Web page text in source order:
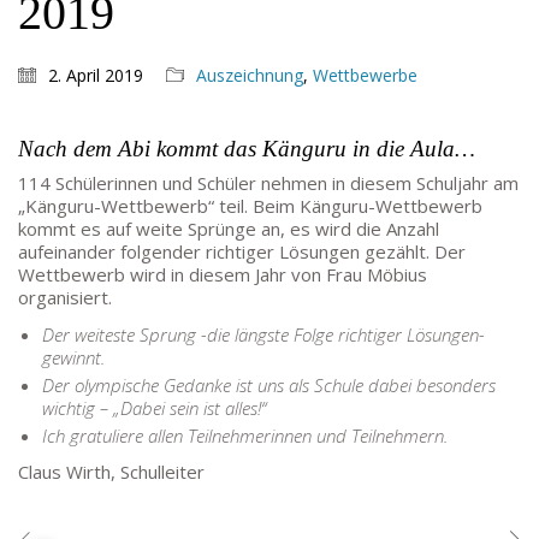
2019
2. April 2019 Auszeichnung, Wettbewerbe
Nach dem Abi kommt das Känguru in die Aula…
114 Schülerinnen und Schüler nehmen in diesem Schuljahr am
„Känguru-Wettbewerb“ teil. Beim Känguru-Wettbewerb
kommt es auf weite Sprünge an, es wird die Anzahl
aufeinander folgender richtiger Lösungen gezählt. Der
Wettbewerb wird in diesem Jahr von Frau Möbius
organisiert.
Der weiteste Sprung -die längste Folge richtiger Lösungen-
gewinnt.
Der olympische Gedanke ist uns als Schule dabei besonders
wichtig – „Dabei sein ist alles!“
Ich gratuliere allen Teilnehmerinnen und Teilnehmern.
Claus Wirth, Schulleiter
TEL: 069-212-36869
SCHULLEITUNG
Schulleiterin:Dr. Ute Utech (OStD’n)
stellv. Schulleitung: nn
Studienleiter:Marco Penirschke (StD)
Erweiterte Schulleitung:
Anette Reifenberg (StD’n), Elke Heidl-Charmillon
(StD’n)